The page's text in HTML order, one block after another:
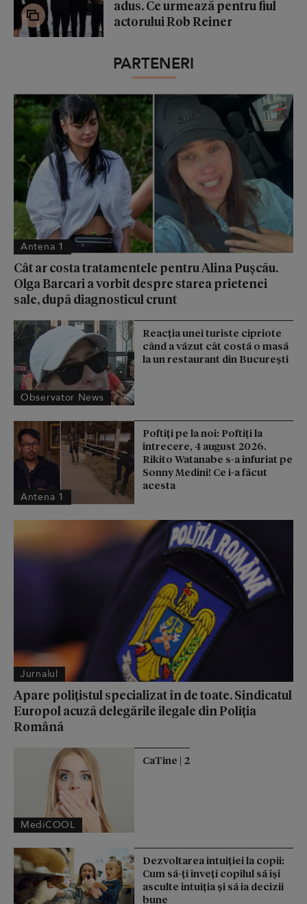
adus. Ce urmează pentru fiul
actorului Rob Reiner
PARTENERI
Antena 1
Cât ar costa tratamentele pentru Alina Pușcău.
Olga Barcari a vorbit despre starea prietenei
sale, după diagnosticul crunt
Observator News
Reacţia unei turiste cipriote
când a văzut cât costă o masă
la un restaurant din Bucureşti
Antena 1
Poftiți pe la noi: Poftiți la
întrecere, 4 august 2026.
Rikito Watanabe s-a înfuriat pe
Sonny Medini! Ce i-a făcut
acesta
Jurnalul
Apare polițistul specializat în de toate. Sindicatul
Europol acuză delegările ilegale din Poliția
Română
MediCOOL
CaTine | 2
Dezvoltarea intuiției la copii:
Cum să-ți înveți copilul să își
asculte intuiția și să ia decizii
bune